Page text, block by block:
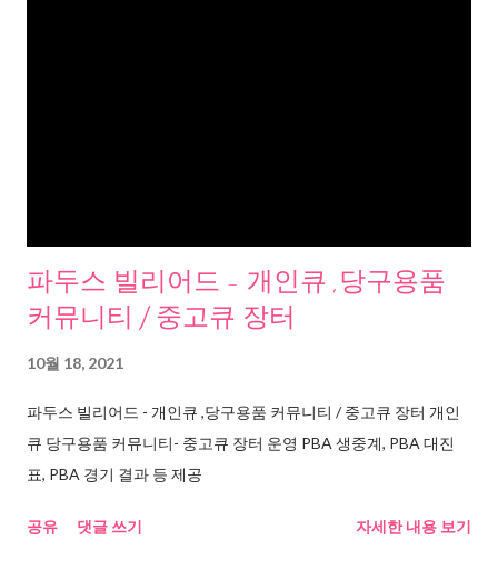
파두스 빌리어드 - 개인큐 ,당구용품
커뮤니티 / 중고큐 장터
10월 18, 2021
파두스 빌리어드 - 개인큐 ,당구용품 커뮤니티 / 중고큐 장터 개인
큐 당구용품 커뮤니티- 중고큐 장터 운영 PBA 생중계, PBA 대진
표, PBA 경기 결과 등 제공
공유 댓글 쓰기 자세한 내용 보기